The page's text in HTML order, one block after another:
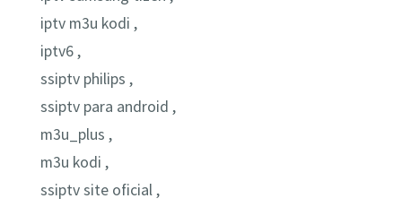
iptv m3u kodi ,
iptv6 ,
ssiptv philips ,
ssiptv para android ,
m3u_plus ,
m3u kodi ,
ssiptv site oficial ,